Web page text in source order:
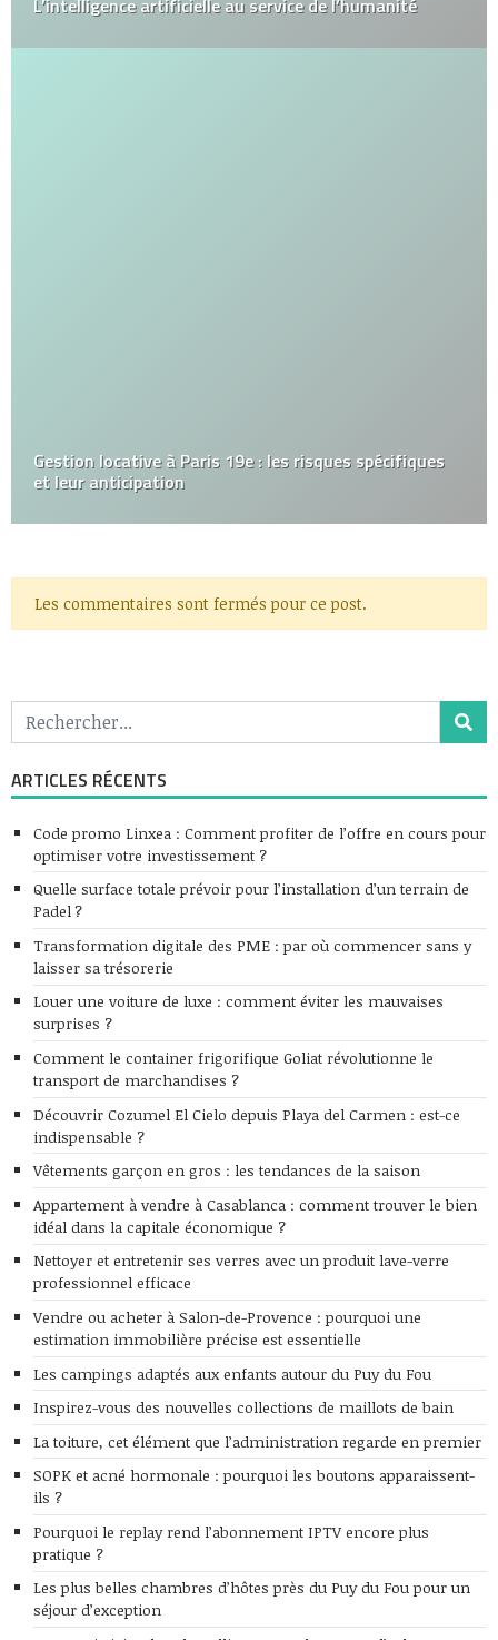
Gestion locative à Paris 19e : les risques spécifiques
et leur anticipation
Les commentaires sont fermés pour ce post.
ARTICLES RÉCENTS
Code promo Linxea : Comment profiter de l’offre en cours pour
optimiser votre investissement ?
Quelle surface totale prévoir pour l’installation d’un terrain de
Padel ?
Transformation digitale des PME : par où commencer sans y
laisser sa trésorerie
Louer une voiture de luxe : comment éviter les mauvaises
surprises ?
Comment le container frigorifique Goliat révolutionne le
transport de marchandises ?
Découvrir Cozumel El Cielo depuis Playa del Carmen : est-ce
indispensable ?
Vêtements garçon en gros : les tendances de la saison
Appartement à vendre à Casablanca : comment trouver le bien
idéal dans la capitale économique ?
Nettoyer et entretenir ses verres avec un produit lave-verre
professionnel efficace
Vendre ou acheter à Salon-de-Provence : pourquoi une
estimation immobilière précise est essentielle
Les campings adaptés aux enfants autour du Puy du Fou
Inspirez-vous des nouvelles collections de maillots de bain
La toiture, cet élément que l’administration regarde en premier
SOPK et acné hormonale : pourquoi les boutons apparaissent-
ils ?
Pourquoi le replay rend l’abonnement IPTV encore plus
pratique ?
Les plus belles chambres d’hôtes près du Puy du Fou pour un
séjour d’exception